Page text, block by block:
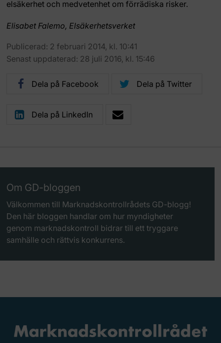
elsäkerhet och medvetenhet om förrädiska risker.
Elisabet Falemo, Elsäkerhetsverket
Publicerad: 2 februari 2014, kl. 10:41
Senast uppdaterad: 28 juli 2016, kl. 15:46
Dela på Facebook Dela på Twitter
Dela på LinkedIn
Om GD-bloggen
Välkommen till Marknadskontrollrådets GD-blogg!
Den här bloggen handlar om hur myndigheter
genom marknadskontroll bidrar till ett tryggare
samhälle och rättvis konkurrens.